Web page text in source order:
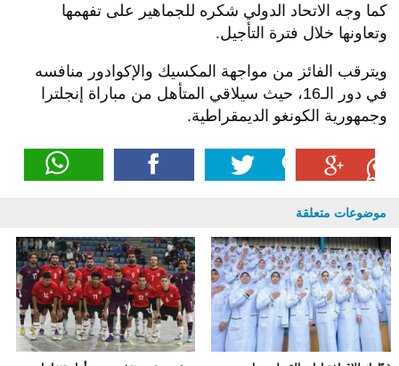
كما وجه الاتحاد الدولي شكره للجماهير على تفهمها
وتعاونها خلال فترة التأجيل.
ويترقب الفائز من مواجهة المكسيك والإكوادور منافسه
في دور الـ16، حيث سيلاقي المتأهل من مباراة إنجلترا
وجمهورية الكونغو الديمقراطية.
موضوعات متعلقة